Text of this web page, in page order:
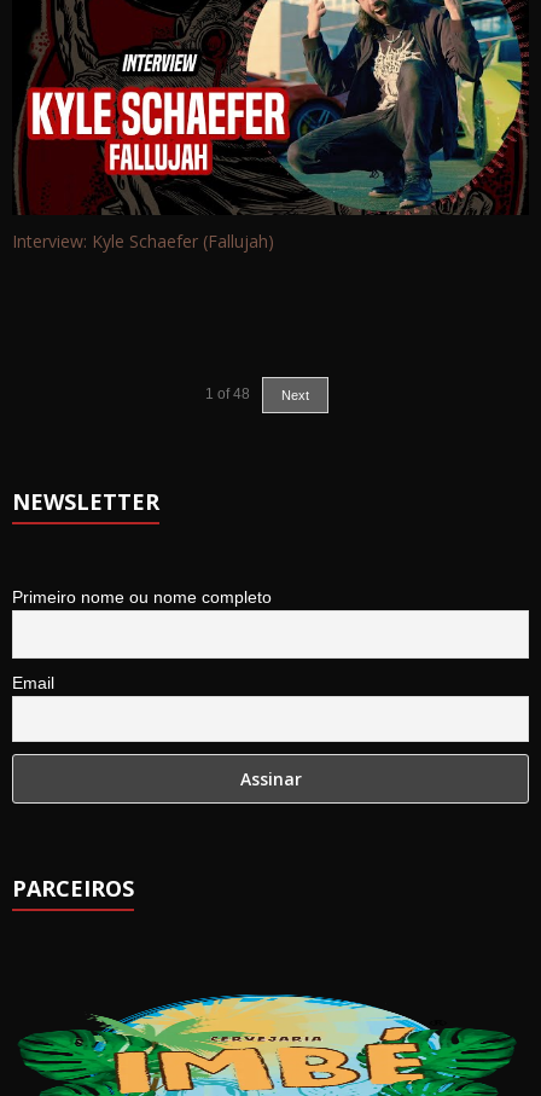
Interview: Kyle Schaefer (Fallujah)
1 of 48 Next
NEWSLETTER
Primeiro nome ou nome completo
Email
PARCEIROS